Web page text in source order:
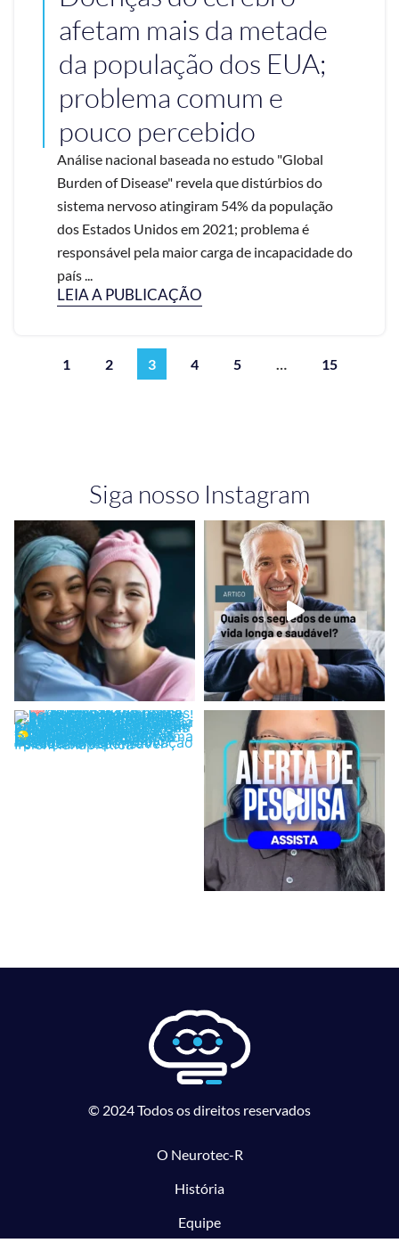
afetam mais da metade
da população dos EUA;
problema comum e
pouco percebido
Análise nacional baseada no estudo "Global
Burden of Disease" revela que distúrbios do
sistema nervoso atingiram 54% da população
dos Estados Unidos em 2021; problema é
responsável pela maior carga de incapacidade do
país ...
LEIA A PUBLICAÇÃO
1 2 3 4 5 … 15
Siga nosso Instagram
© 2024 Todos os direitos reservados
O Neurotec-R
História
Equipe